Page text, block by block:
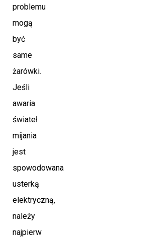
problemu
mogą
być
same
żarówki.
Jeśli
awaria
świateł
mijania
jest
spowodowana
usterką
elektryczną,
należy
najpierw